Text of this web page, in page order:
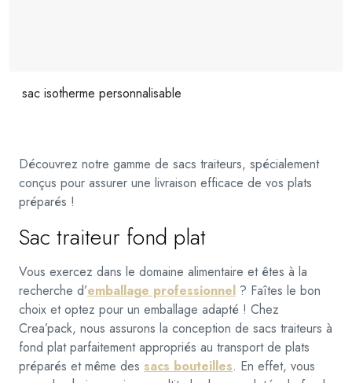
sac isotherme personnalisable
Découvrez notre gamme de sacs traiteurs, spécialement
conçus pour assurer une livraison efficace de vos plats
préparés !
Sac traiteur fond plat
Vous exercez dans le domaine alimentaire et êtes à la
recherche d’emballage professionnel ? Faîtes le bon
choix et optez pour un emballage adapté ! Chez
Crea’pack, nous assurons la conception de sacs traiteurs à
fond plat parfaitement appropriés au transport de plats
préparés et même des sacs bouteilles. En effet, vous